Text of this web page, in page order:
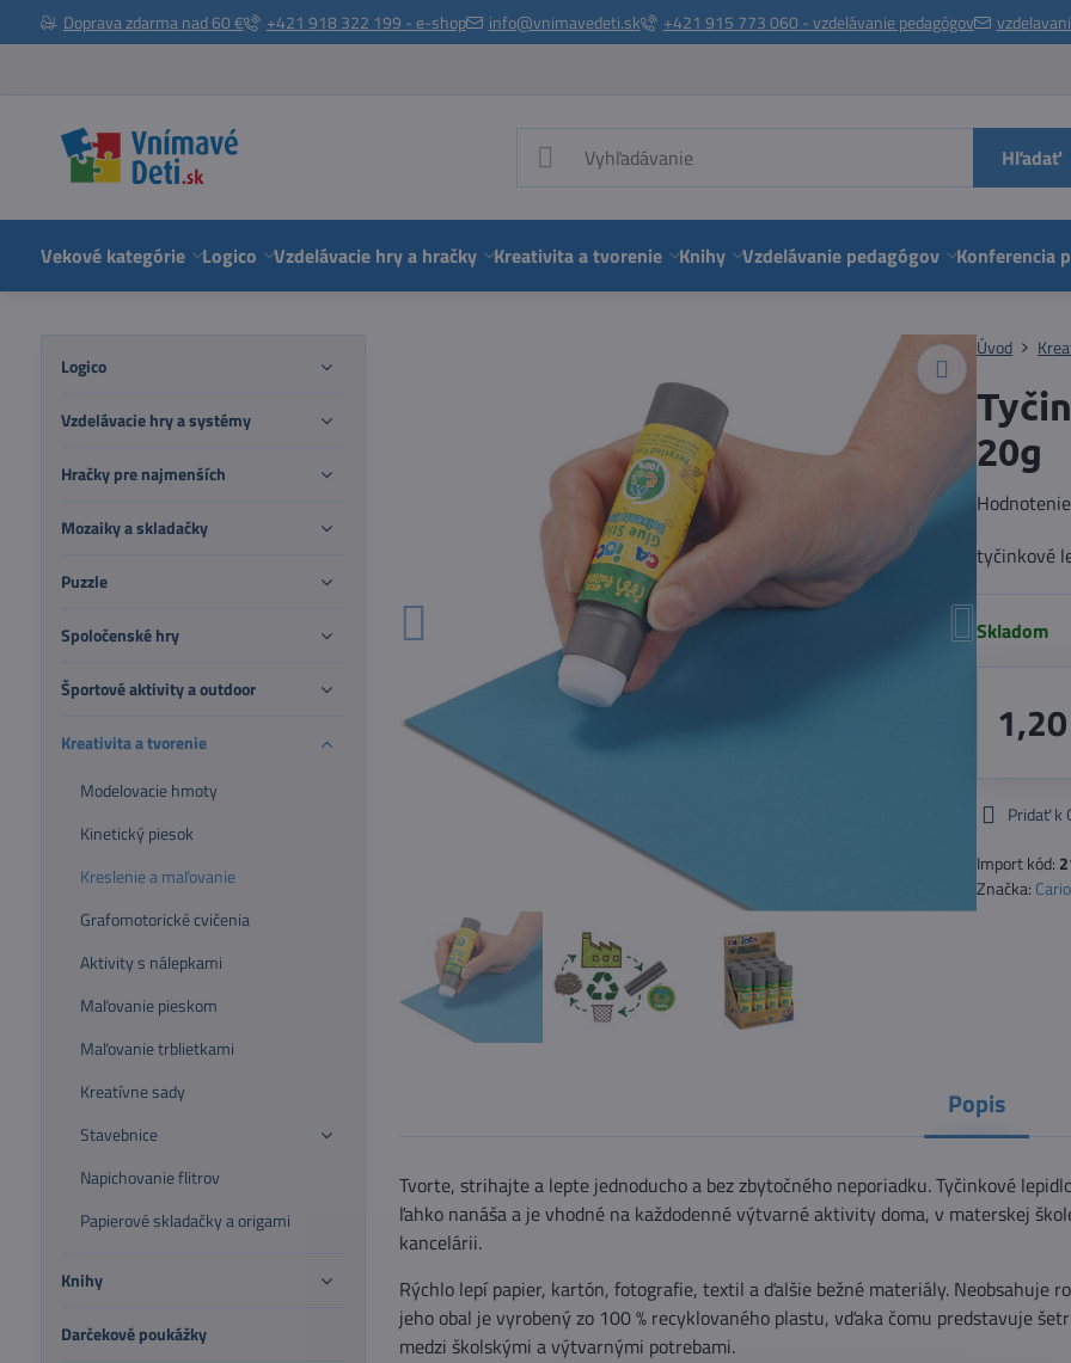
Doprava zdarma nad 60 € +421 918 322 199 - e-shop info@vnimavedeti.sk +421 915 773 060 - vzdelávanie pedagógov
Hľadať
Vekové kategórie Logico Vzdelávacie hry a hračky Kreativita a tvorenie Knihy Vzdelávanie pedagógov Konferencia
Úvod
20g
Hodnotenie
tyčinkové
Skladom
Pridať k
Import kód:
Značka:
Popis
Tvorte, strihajte a lepte jednoducho a bez zbytočného neporiadku. Tyčinkové
ľahko nanáša a je vhodné na každodenné výtvarné aktivity doma, v materskej
kancelárii.
Rýchlo lepí papier, kartón, fotografie, textil a ďalšie bežné materiály. Neobsahuje
jeho obal je vyrobený zo 100 % recyklovaného plastu, vďaka čomu predstavuje
medzi školskými a výtvarnými potrebami.
Logico
Vzdelávacie hry a systémy
Hračky pre najmenších
Mozaiky a skladačky
Puzzle
Spoločenské hry
Športové aktivity a outdoor
Kreativita a tvorenie
Modelovacie hmoty
Kinetický piesok
Kreslenie a maľovanie
Grafomotorické cvičenia
Aktivity s nálepkami
Maľovanie pieskom
Maľovanie trblietkami
Kreatívne sady
Stavebnice
Napichovanie flitrov
Papierové skladačky a origami
Knihy
Darčekové poukážky